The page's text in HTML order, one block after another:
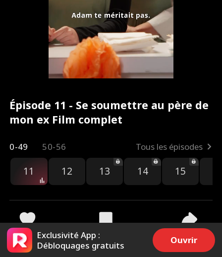
Épisode 11 - Se soumettre au père de
mon ex Film complet
0-49 50-56 Tous les épisodes
11 12 13 14 15
225.8k 275.5k Partager
Exclusivité App :
Débloquages gratuits
Ouvrir